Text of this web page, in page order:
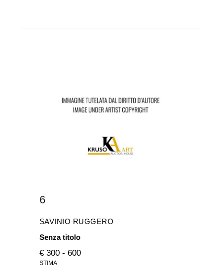
6
SAVINIO RUGGERO
Senza titolo
€ 300 - 600
STIMA